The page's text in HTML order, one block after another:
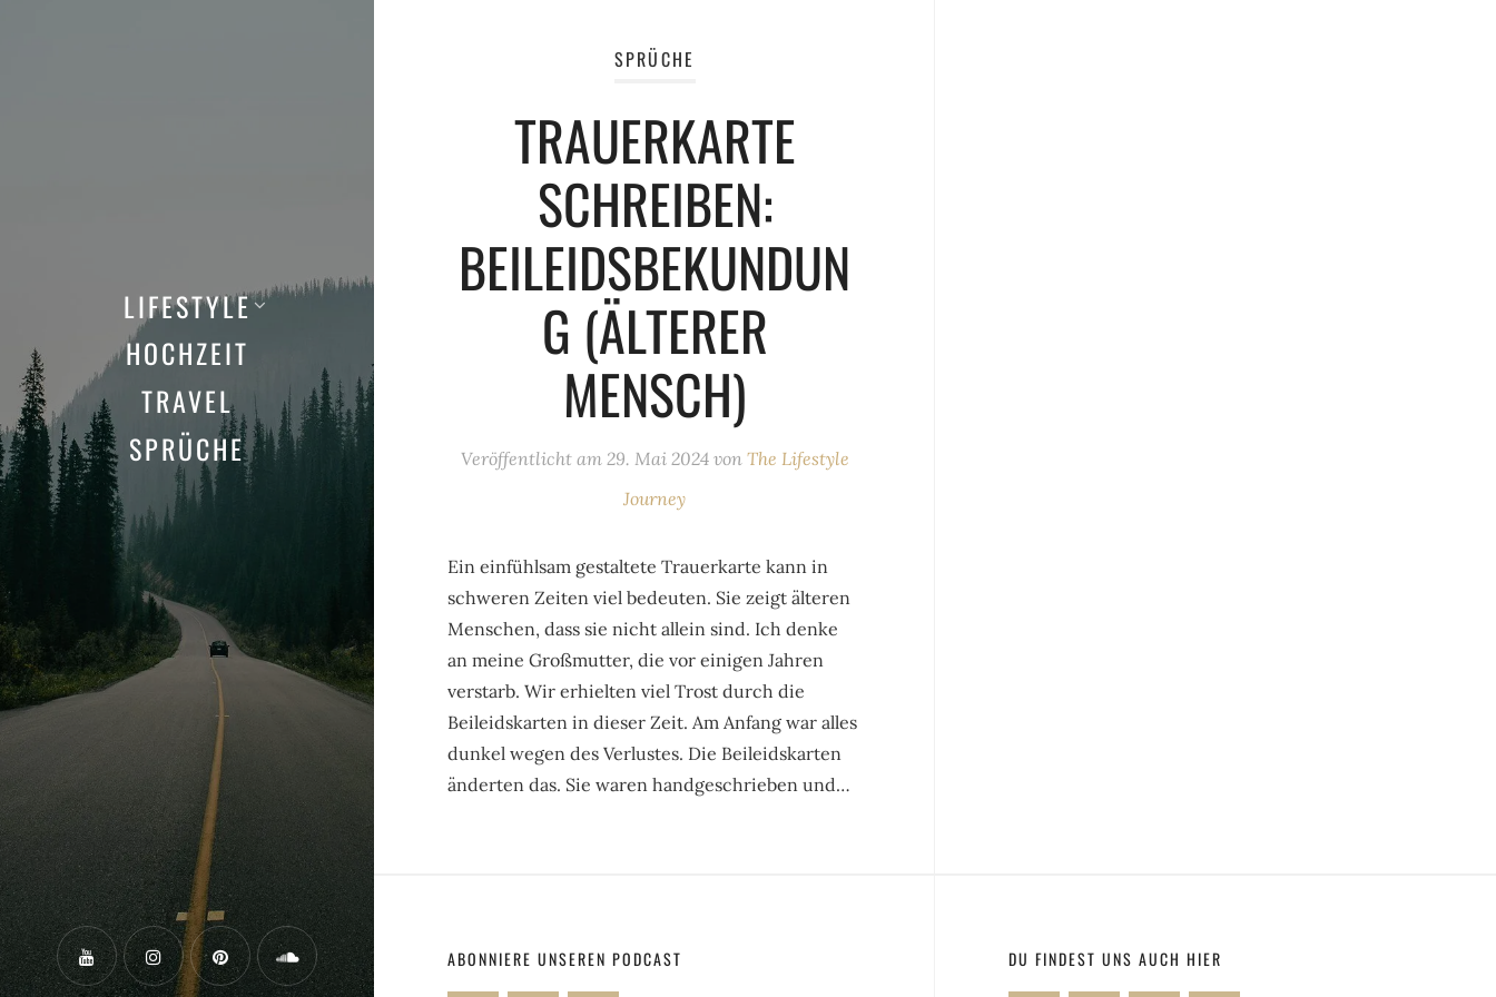
LIFESTYLE
HOCHZEIT
TRAVEL
SPRÜCHE
SPRÜCHE
TRAUERKARTE
SCHREIBEN:
BEILEIDSBEKUNDUN
G (ÄLTERER
MENSCH)
Veröffentlicht am 29. Mai 2024 von The Lifestyle
Journey
Ein einfühlsam gestaltete Trauerkarte kann in
schweren Zeiten viel bedeuten. Sie zeigt älteren
Menschen, dass sie nicht allein sind. Ich denke
an meine Großmutter, die vor einigen Jahren
verstarb. Wir erhielten viel Trost durch die
Beileidskarten in dieser Zeit. Am Anfang war alles
dunkel wegen des Verlustes. Die Beileidskarten
änderten das. Sie waren handgeschrieben und…
ABONNIERE UNSEREN PODCAST DU FINDEST UNS AUCH HIER